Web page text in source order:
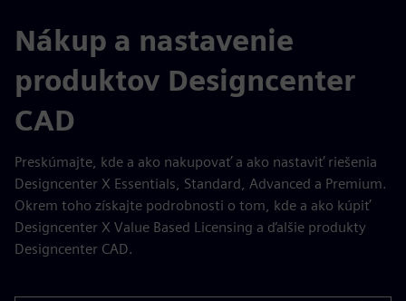
Nákup a nastavenie
produktov Designcenter
CAD
Preskúmajte, kde a ako nakupovať a ako nastaviť riešenia
Designcenter X Essentials, Standard, Advanced a Premium.
Okrem toho získajte podrobnosti o tom, kde a ako kúpiť
Designcenter X Value Based Licensing a ďalšie produkty
Designcenter CAD.